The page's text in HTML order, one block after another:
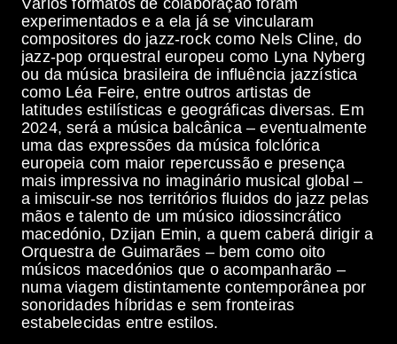
experimentados e a ela já se vincularam
compositores do jazz-rock como Nels Cline, do
jazz-pop orquestral europeu como Lyna Nyberg
ou da música brasileira de influência jazzística
como Léa Feire, entre outros artistas de
latitudes estilísticas e geográficas diversas. Em
2024, será a música balcânica – eventualmente
uma das expressões da música folclórica
europeia com maior repercussão e presença
mais impressiva no imaginário musical global –
a imiscuir-se nos territórios fluidos do jazz pelas
mãos e talento de um músico idiossincrático
macedónio, Dzijan Emin, a quem caberá dirigir a
Orquestra de Guimarães – bem como oito
músicos macedónios que o acompanharão –
numa viagem distintamente contemporânea por
sonoridades híbridas e sem fronteiras
estabelecidas entre estilos.